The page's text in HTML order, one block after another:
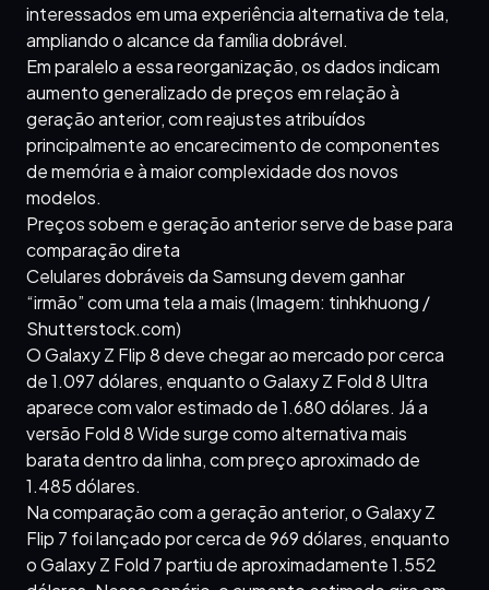
interessados em uma experiência alternativa de tela,
ampliando o alcance da família dobrável.
Em paralelo a essa reorganização, os dados indicam
aumento generalizado de preços em relação à
geração anterior, com reajustes atribuídos
principalmente ao encarecimento de componentes
de memória e à maior complexidade dos novos
modelos.
Preços sobem e geração anterior serve de base para
comparação direta
Celulares dobráveis da Samsung devem ganhar
“irmão” com uma tela a mais (Imagem: tinhkhuong /
Shutterstock.com)
O Galaxy Z Flip 8 deve chegar ao mercado por cerca
de 1.097 dólares, enquanto o Galaxy Z Fold 8 Ultra
aparece com valor estimado de 1.680 dólares. Já a
versão Fold 8 Wide surge como alternativa mais
barata dentro da linha, com preço aproximado de
1.485 dólares.
Na comparação com a geração anterior, o Galaxy Z
Flip 7 foi lançado por cerca de 969 dólares, enquanto
o Galaxy Z Fold 7 partiu de aproximadamente 1.552